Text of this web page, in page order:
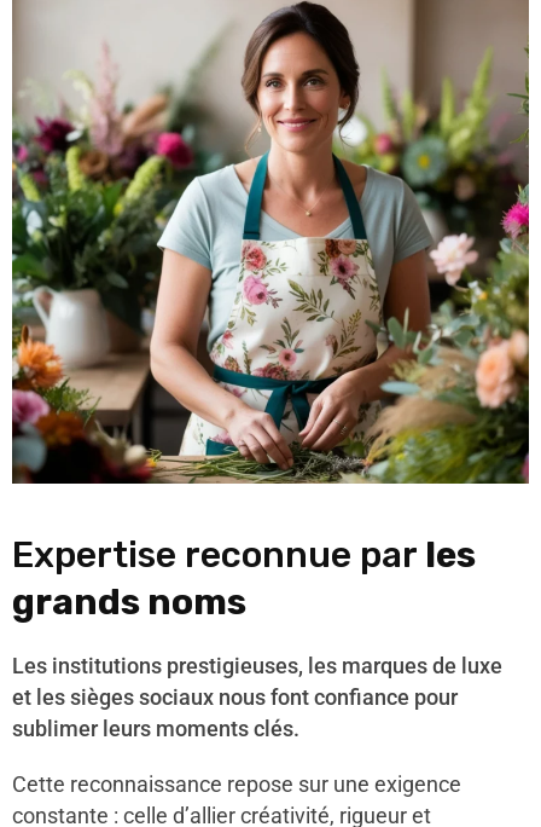
Expertise reconnue par les
grands noms
Les institutions prestigieuses, les marques de luxe
et les sièges sociaux nous font confiance pour
sublimer leurs moments clés.
Cette reconnaissance repose sur une exigence
constante : celle d’allier créativité, rigueur et